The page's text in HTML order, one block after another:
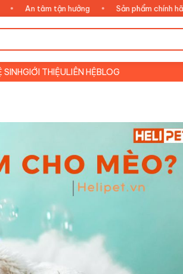
tâm tận hưởng • Sản phẩm chính hãng •
SINHGIỚI THIỆULIÊN HỆBLOG